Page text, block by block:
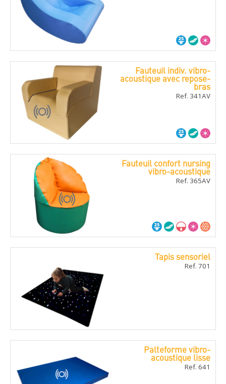
Fauteuil indiv. vibro-
acoustique avec repose-
bras
Ref. 341AV
Fauteuil confort nursing
vibro-acoustique
Ref. 365AV
Tapis sensoriel
Ref. 701
Palteforme vibro-
acoustique lisse
Ref. 641